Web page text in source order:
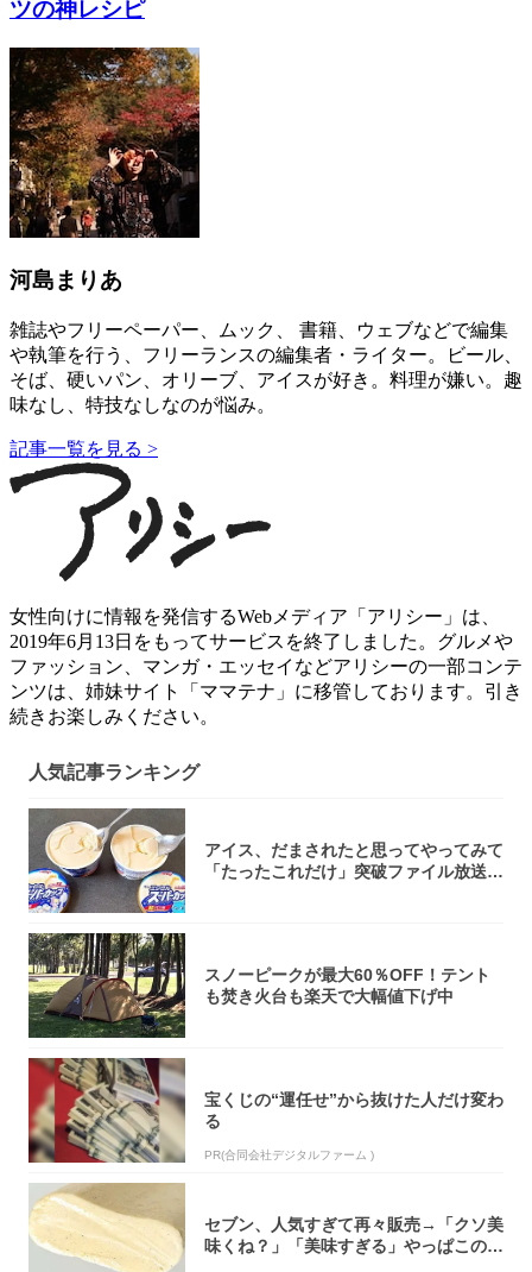
ツの神レシピ
河島まりあ
雑誌やフリーペーパー、ムック、 書籍、ウェブなどで編集
や執筆を行う、フリーランスの編集者・ライター。ビール、
そば、硬いパン、オリーブ、アイスが好き。料理が嫌い。趣
味なし、特技なしなのが悩み。
記事一覧を見る >
女性向けに情報を発信するWebメディア「アリシー」は、
2019年6月13日をもってサービスを終了しました。グルメや
ファッション、マンガ・エッセイなどアリシーの一部コンテ
ンツは、姉妹サイト「ママテナ」に移管しております。引き
続きお楽しみください。
人気記事ランキング
アイス、だまされたと思ってやってみて
「たったこれだけ」突破ファイル放送で
スノーピークが最大60％OFF！テント
も焚き火台も楽天で大幅値下げ中
宝くじの“運任せ”から抜けた人だけ変わ
る
PR(合同会社デジタルファーム )
セブン、人気すぎて再々販売→「クソ美
味くね？」「美味すぎる」やっぱこのク